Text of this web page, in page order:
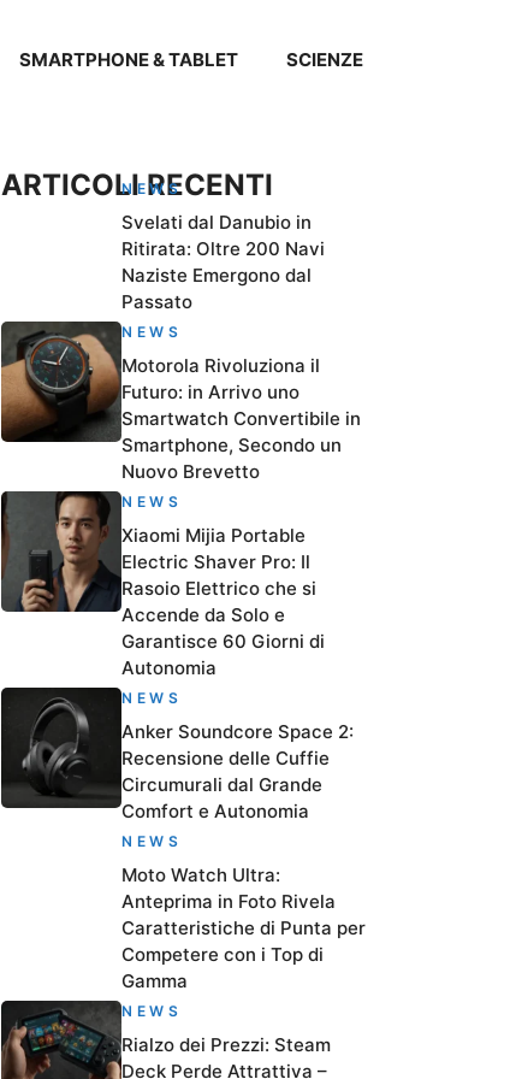
SMARTPHONE & TABLET SCIENZE
ARTICOLI RECENTI
NEWS
Svelati dal Danubio in
Ritirata: Oltre 200 Navi
Naziste Emergono dal
Passato
NEWS
Motorola Rivoluziona il
Futuro: in Arrivo uno
Smartwatch Convertibile in
Smartphone, Secondo un
Nuovo Brevetto
NEWS
Xiaomi Mijia Portable
Electric Shaver Pro: Il
Rasoio Elettrico che si
Accende da Solo e
Garantisce 60 Giorni di
Autonomia
NEWS
Anker Soundcore Space 2:
Recensione delle Cuffie
Circumurali dal Grande
Comfort e Autonomia
NEWS
Moto Watch Ultra:
Anteprima in Foto Rivela
Caratteristiche di Punta per
Competere con i Top di
Gamma
NEWS
Rialzo dei Prezzi: Steam
Deck Perde Attrattiva –